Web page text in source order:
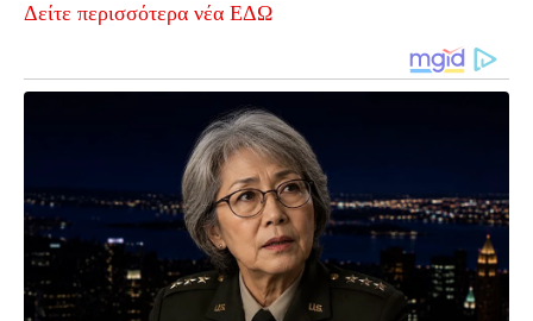
Δείτε περισσότερα νέα ΕΔΩ